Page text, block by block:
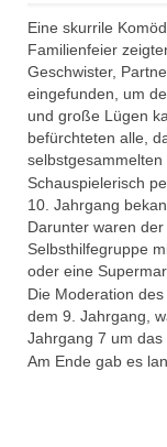
Eine skurrile
Familienfeier
Geschwister,
eingefunden, um
und große Lügen
befürchteten alle,
selbstgesammelten
Schauspielerisch
10. Jahrgang
Darunter waren der
Selbsthilfegruppe
oder eine
Die Moderation
dem 9. Jahrgang,
Jahrgang 7 um das
Am Ende gab es